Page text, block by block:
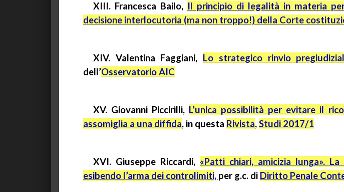
XIII. Francesca Bailo, Il principio di legalità in materia
decisione interlocutoria (ma non troppo!) della Corte
XIV. Valentina Faggiani, Lo strategico rinvio
dell’Osservatorio AIC
XV. Giovanni Piccirilli, L’unica possibilità per evitare il
assomiglia a una diffida, in questa Rivista,Studi 2017/1
XVI. Giuseppe Riccardi, «Patti chiari, amicizia lunga».
esibendo l’arma dei controlimiti, per g.c. di Diritto Penale